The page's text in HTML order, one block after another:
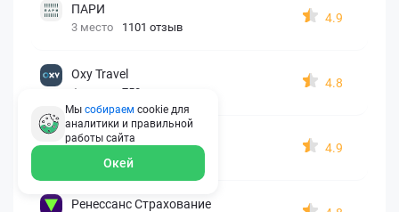
ПАРИ
3 место 1101 отзыв
4.9
Oxy Travel
4 место 758 отзывов
4.8
Абсолют Страхование
5 место 578 отзывов
4.9
Ренессанс Страхование
Мы собираем cookie для
аналитики и правильной
работы сайта
Окей